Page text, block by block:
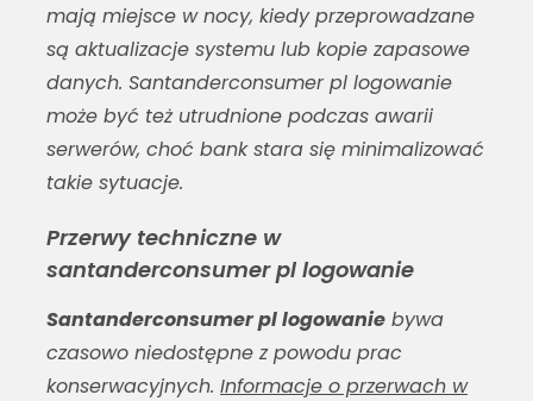
mają miejsce w nocy, kiedy przeprowadzane
są aktualizacje systemu lub kopie zapasowe
danych. Santanderconsumer pl logowanie
może być też utrudnione podczas awarii
serwerów, choć bank stara się minimalizować
takie sytuacje.
Przerwy techniczne w
santanderconsumer pl logowanie
Santanderconsumer pl logowaniebywa
czasowo niedostępne z powodu prac
konserwacyjnych. Informacje o przerwach w